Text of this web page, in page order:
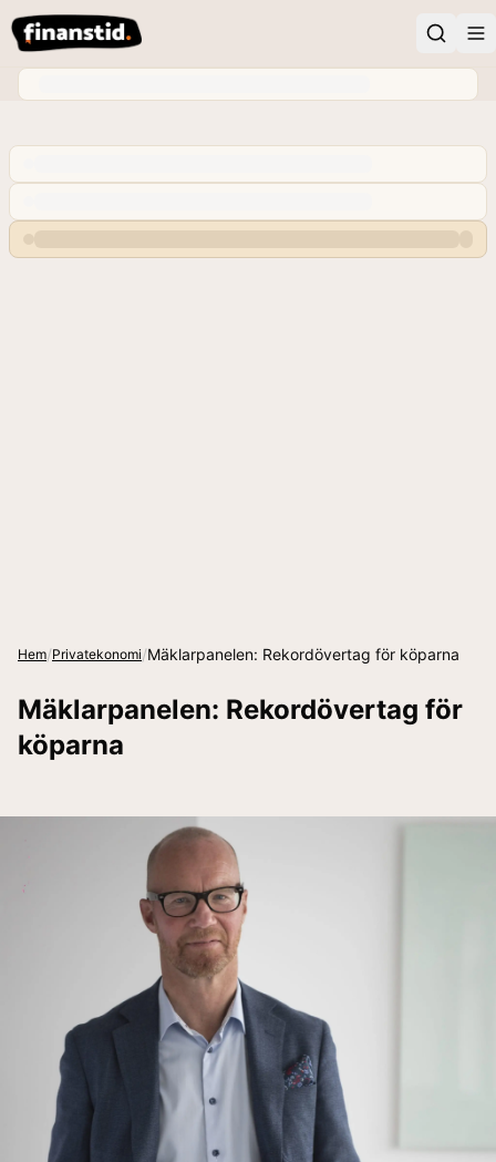
Hem/Privatekonomi/Mäklarpanelen: Rekordövertag för köparna
Mäklarpanelen: Rekordövertag för
köparna